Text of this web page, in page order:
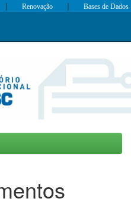
| Renovação | Bases de Dados